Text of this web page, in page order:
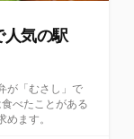
人気の駅
が「むさし」で
べたことがある
ます。